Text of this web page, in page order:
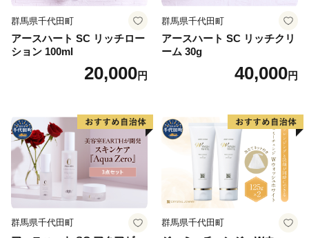
群馬県千代田町
アースハート SC リッチロー
ション 100ml
20,000円
群馬県千代田町
アースハート SC リッチクリ
ーム 30g
40,000円
群馬県千代田町 群馬県千代田町